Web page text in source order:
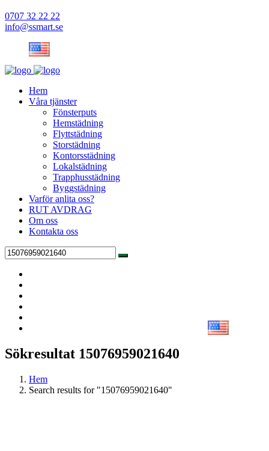
0707 32 22 22
info@ssmart.se
Hem
Våra tjänster
Fönsterputs
Hemstädning
Flyttstädning
Storstädning
Kontorsstädning
Lokalstädning
Trapphusstädning
Byggstädning
Varför anlita oss?
RUT AVDRAG
Om oss
Kontakta oss
Sökresultat 15076959021640
Hem
Search results for "15076959021640"